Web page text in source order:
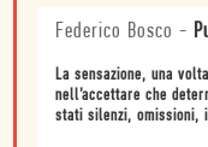
Federico Bosco -
La sensazione, una
nell’accettare che
stati silenzi, omissioni,